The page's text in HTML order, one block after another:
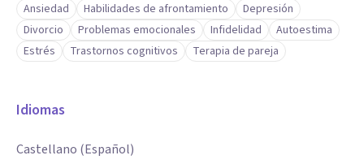
Ansiedad Habilidades de afrontamiento
Depresión
Divorcio
Problemas emocionales Infidelidad
Autoestima
Estrés
Trastornos cognitivos Terapia de pareja
Idiomas
Castellano (Español)